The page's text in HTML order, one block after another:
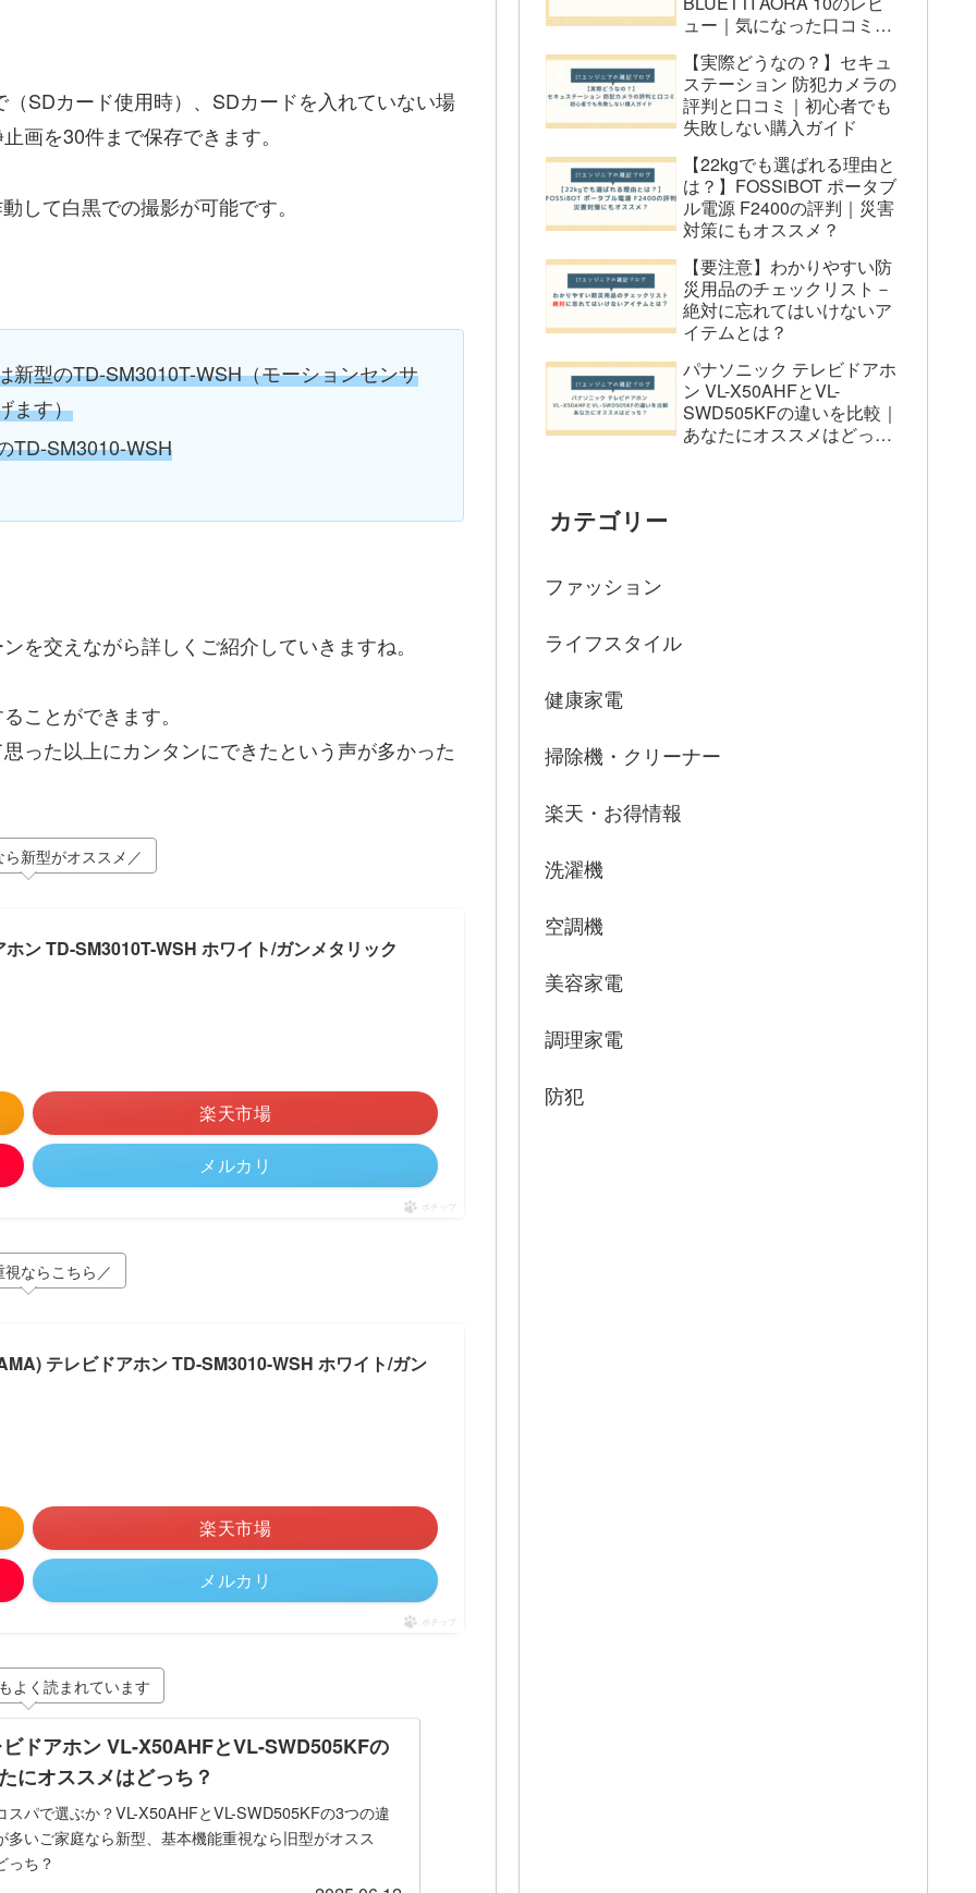
SDカード使用時）、SDカードを入れていない場
画を30件まで保存できます。
して白黒での撮影が可能です。
新型のTD-SM3010T-WSH（モーションセンサ
ます）
TD-SM3010-WSH
を交えながら詳しくご紹介していきますね。
ことができます。
った以上にカンタンにできたという声が多かった
新型がオススメ／
ン TD-SM3010T-WSH ホワイト/ガンメタリック
楽天市場
メルカリ
ポチップ
ならこちら／
テレビドアホン TD-SM3010-WSH ホワイト/ガン
楽天市場
メルカリ
ポチップ
よく読まれています
ドアホン VL-X50AHFとVL-SWD505KFの
にオススメはどっち？
スパで選ぶか？VL-X50AHFとVL-SWD505KFの3つの違
多いご家庭なら新型、基本機能重視なら旧型がオスス
っち？
めしない人
TD-SM3010-WSH（旧型）をおすす
めする人
TD-SM3010-WSH（旧型）をおすす
Q＆A
Q1：モーションセンサーの感度調整
は実際どのくらい効果があるの？
Q2：録画の保存期間はどのくらい？
Q3：どんな場所に設置できる？防水
性能は？
Q4：設置は業者に頼まないといけな
い？
Q5：夜間の映像はどのくらいはっき
SM3010-WSHの違いを比較
ュー｜気になった口コミと
【実際どうなの？】セキュ
ステーション 防犯カメラの
評判と口コミ｜初心者でも
失敗しない購入ガイド
【22kgでも選ばれる理由と
は？】FOSSiBOT ポータブ
ル電源 F2400の評判｜災害
対策にもオススメ？
【要注意】わかりやすい防
災用品のチェックリスト－
絶対に忘れてはいけないア
イテムとは？
パナソニック テレビドアホ
ン VL-X50AHFとVL-
SWD505KFの違いを比較｜
あなたにオススメはどっ
カテゴリー
ファッション
ライフスタイル
健康家電
掃除機・クリーナー
楽天・お得情報
洗濯機
空調機
美容家電
調理家電
防犯